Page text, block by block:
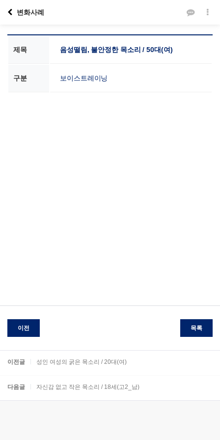
변화사례
제목 음성떨림, 불안정한 목소리 / 50대(여)
구분 보이스트레이닝
이전 목록
이전글 성인 여성의 굵은 목소리 / 20대(여)
다음글 자신감 없고 작은 목소리 / 18세(고2_남)